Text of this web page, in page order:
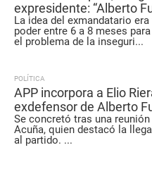
expresidente: “Alberto
pensaba ser candidato”
La idea del exmandatario era
poder entre 6 a 8 meses
el problema de la inseguri...
POLÍTICA
APP incorpora a Elio
exdefensor de Alberto
abogado de Andrés
Se concretó tras una
Acuña, quien destacó la
al partido. ...